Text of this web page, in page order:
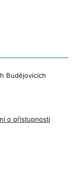
Budějovicích
o přístupnosti